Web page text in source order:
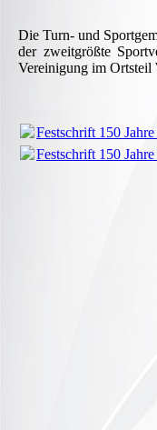
Die Turn- und
der zweitgrößte
Vereinigung im Ortsteil
Festschrift 150
Festschrift 150